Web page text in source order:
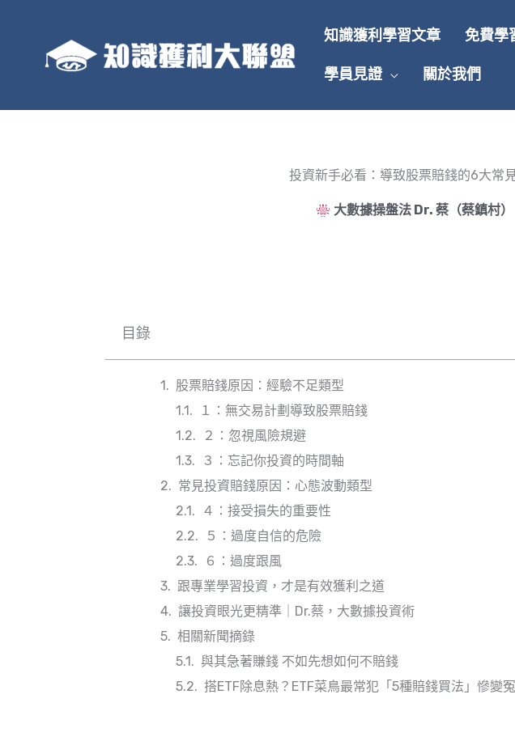
知識獲利學習文章 免費學
學員見證 關於我們
投資新手必看：導致股票賠錢的6大常
大數據操盤法 Dr. 蔡（蔡鎮村）
目錄
股票賠錢原因：經驗不足類型
１：無交易計劃導致股票賠錢
２：忽視風險規避
３：忘記你投資的時間軸
常見投資賠錢原因：心態波動類型
４：接受損失的重要性
５：過度自信的危險
６：過度跟風
跟專業學習投資，才是有效獲利之道
讓投資眼光更精準｜Dr.蔡，大數據投資術
相關新聞摘錄
與其急著賺錢 不如先想如何不賠錢
搭ETF除息熱？ETF菜鳥最常犯「5種賠錢買法」慘變冤